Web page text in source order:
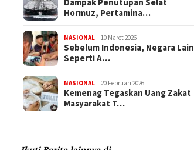
Hormuz, Pertamina…
NASIONAL 10 Maret 2026
Sebelum Indonesia, Negara Lain
Seperti A…
NASIONAL 20 Februari 2026
Kemenag Tegaskan Uang Zakat
Masyarakat T…